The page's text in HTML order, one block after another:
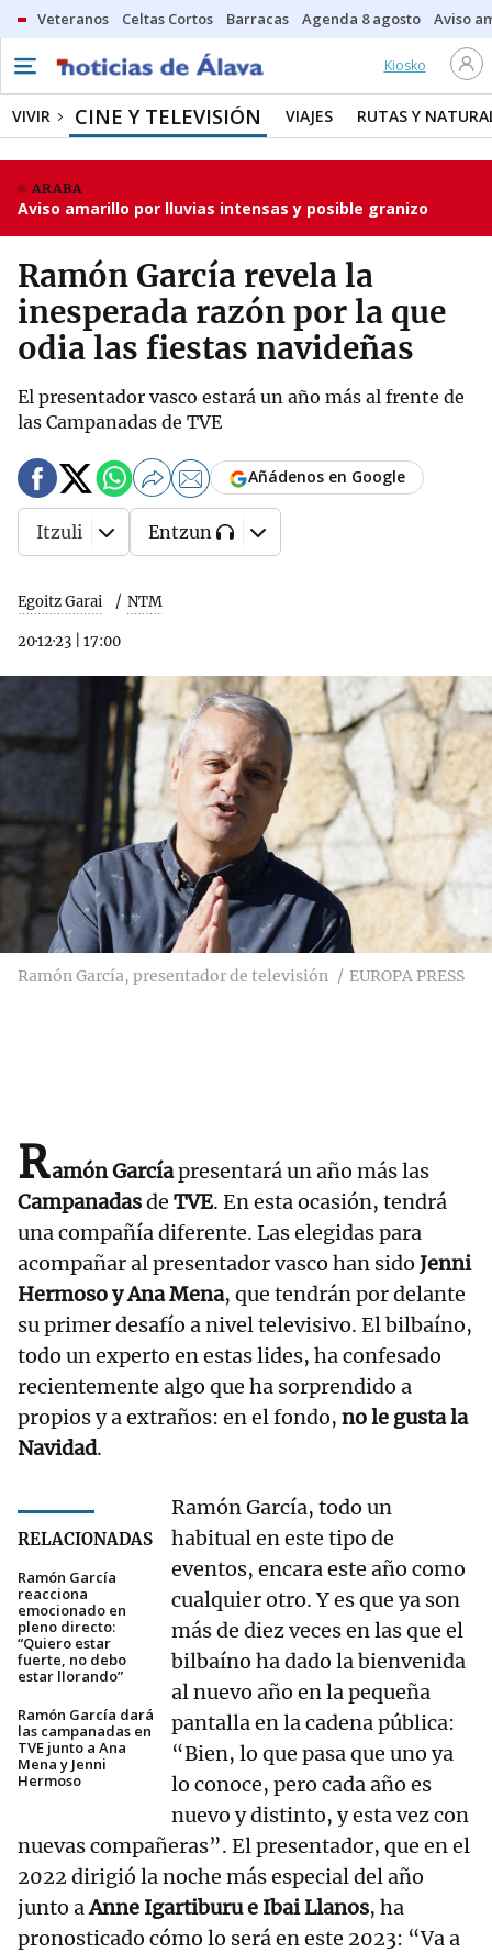
Veteranos Celtas Cortos Barracas Agenda 8 agosto Aviso
Kiosko
VIVIR CINE Y TELEVISIÓN VIAJES RUTAS Y
ARABA
Aviso amarillo por lluvias intensas y posible granizo
Ramón García revela la
inesperada razón por la que
odia las fiestas navideñas
El presentador vasco estará un año más al frente de
las Campanadas de TVE
Egoitz Garai NTM
20·12·23 17:00
Añádenos en Google
Itzuli Entzun
Ramón García, presentador de televisión EUROPA PRESS
Ramón Garcíapresentará un año más las
Campanadasde TVE. En esta ocasión, tendrá
una compañía diferente. Las elegidas para
acompañar al presentador vasco han sido Jenni
Hermoso y Ana Mena, que tendrán por delante
su primer desafío a nivel televisivo. El bilbaíno,
todo un experto en estas lides, ha confesado
recientemente algo que ha sorprendido a
propios y a extraños: en el fondo, no le gusta la
Navidad.
RELACIONADAS
Ramón García
reacciona
emocionado en
pleno directo:
“Quiero estar
fuerte, no debo
estar llorando”
Ramón García dará
las campanadas en
TVE junto a Ana
Mena y Jenni
Hermoso
Ramón García, todo un
habitual en este tipo de
eventos, encara este año como
cualquier otro. Y es que ya son
más de diez veces en las que el
bilbaíno ha dado la bienvenida
al nuevo año en la pequeña
pantalla en la cadena pública:
“Bien, lo que pasa que uno ya
lo conoce, pero cada año es
nuevo y distinto, y esta vez con
nuevas compañeras”. El presentador, que en el
2022 dirigió la noche más especial del año
junto aAnne Igartiburu e Ibai Llanos, ha
pronosticado cómo lo será en este 2023: “Va a